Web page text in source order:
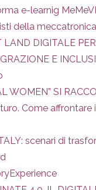
e-learnig
della
LAND DIGITALE
E
WOMEN” SI
Come affrontare
scenari di